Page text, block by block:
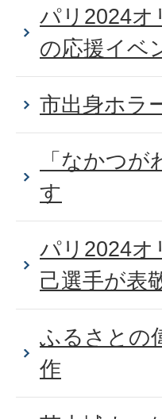
パリ2024オ
の応援イベ
市出身ホラ
「なかつ
す
パリ2024オ
己選手が表
ふるさとの
作